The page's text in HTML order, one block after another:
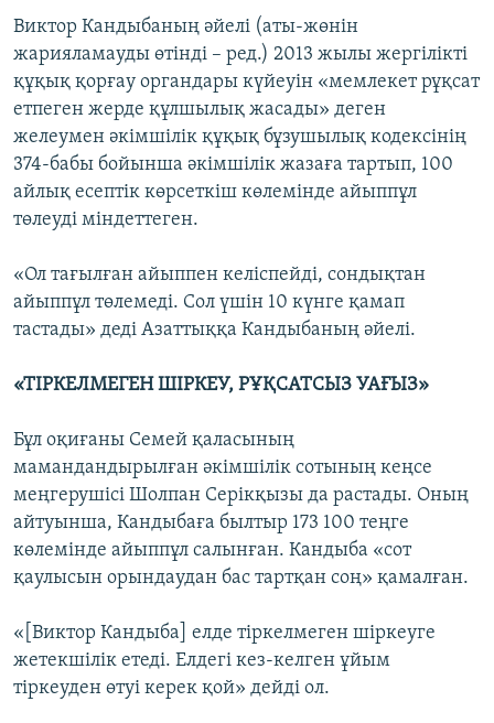
Виктор Кандыбаның әйелі (аты-жөнін
жарияламауды өтінді – ред.) 2013 жылы жергілікті
құқық қорғау органдары күйеуін «мемлекет рұқсат
етпеген жерде құлшылық жасады» деген
желеумен әкімшілік құқық бұзушылық кодексінің
374-бабы бойынша әкімшілік жазаға тартып, 100
айлық есептік көрсеткіш көлемінде айыппұл
төлеуді міндеттеген.
«Ол тағылған айыппен келіспейді, сондықтан
айыппұл төлемеді. Сол үшін 10 күнге қамап
тастады» деді Азаттыққа Кандыбаның әйелі.
«ТІРКЕЛМЕГЕН ШІРКЕУ, РҰҚСАТСЫЗ УАҒЫЗ»
Бұл оқиғаны Семей қаласының
мамандандырылған әкімшілік сотының кеңсе
меңгерушісі Шолпан Серікқызы да растады. Оның
айтуынша, Кандыбаға былтыр 173 100 теңге
көлемінде айыппұл салынған. Кандыба «сот
қаулысын орындаудан бас тартқан соң» қамалған.
«[Виктор Кандыба] елде тіркелмеген шіркеуге
жетекшілік етеді. Елдегі кез-келген ұйым
тіркеуден өтуі керек қой» дейді ол.